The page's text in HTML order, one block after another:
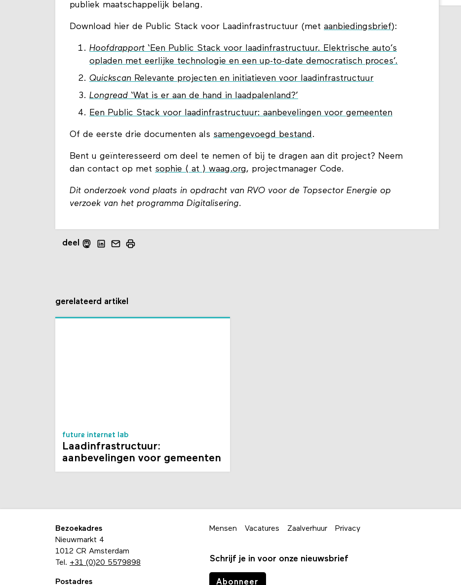
publiek maatschappelijk belang.
Download hier de Public Stack voor Laadinfrastructuur (met aanbiedingsbrief):
Hoofdrapport ‘Een Public Stack voor laadinfrastructuur. Elektrische auto’s
opladen met eerlijke technologie en een up-to-date democratisch proces’.
Quickscan Relevante projecten en initiatieven voor laadinfrastructuur
Longread ‘Wat is er aan de hand in laadpalenland?’
Een Public Stack voor laadinfrastructuur: aanbevelingen voor gemeenten
Of de eerste drie documenten als samengevoegd bestand.
Bent u geïnteresseerd om deel te nemen of bij te dragen aan dit project? Neem
dan contact op met sophie ⟨ at ⟩ waag.org, projectmanager Code.
Dit onderzoek vond plaats in opdracht van RVO voor de Topsector Energie op
verzoek van het programma Digitalisering.
deel
gerelateerd artikel
future internet lab
Laadinfrastructuur:
aanbevelingen voor gemeenten
Bezoekadres
Nieuwmarkt 4
1012 CR Amsterdam
Tel. +31 (0)20 5579898
Postadres
Mensen Vacatures Zaalverhuur Privacy
Schrijf je in voor onze nieuwsbrief
Abonneer